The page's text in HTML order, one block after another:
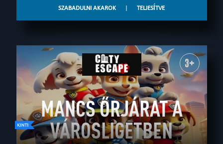
SZABADULNI AKAROK | TELJESÍTVE
3+
MANCS ŐRJÁRAT A
VÁROSLIGETBEN